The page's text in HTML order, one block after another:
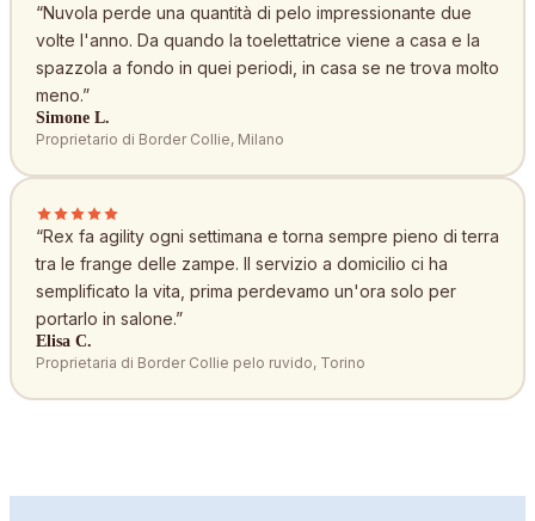
“Nuvola perde una quantità di pelo impressionante due
volte l'anno. Da quando la toelettatrice viene a casa e la
spazzola a fondo in quei periodi, in casa se ne trova molto
meno.”
Simone L.
Proprietario di Border Collie, Milano
“Rex fa agility ogni settimana e torna sempre pieno di terra
tra le frange delle zampe. Il servizio a domicilio ci ha
semplificato la vita, prima perdevamo un'ora solo per
portarlo in salone.”
Elisa C.
Proprietaria di Border Collie pelo ruvido, Torino